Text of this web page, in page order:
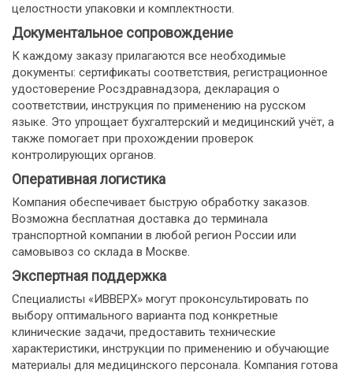
целостности упаковки и комплектности.
Документальное сопровождение
К каждому заказу прилагаются все необходимые
документы: сертификаты соответствия, регистрационное
удостоверение Росздравнадзора, декларация о
соответствии, инструкция по применению на русском
языке. Это упрощает бухгалтерский и медицинский учёт, а
также помогает при прохождении проверок
контролирующих органов.
Оперативная логистика
Компания обеспечивает быструю обработку заказов.
Возможна бесплатная доставка до терминала
транспортной компании в любой регион России или
самовывоз со склада в Москве.
Экспертная поддержка
Специалисты «ИВВЕРХ» могут проконсультировать по
выбору оптимального варианта под конкретные
клинические задачи, предоставить технические
характеристики, инструкции по применению и обучающие
материалы для медицинского персонала. Компания готова